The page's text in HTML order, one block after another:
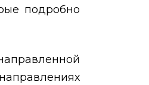
подробно